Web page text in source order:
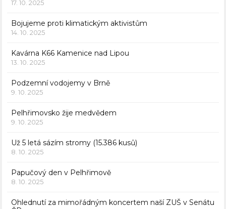
17. 10. 2025
Bojujeme proti klimatickým aktivistům
14. 10. 2025
Kavárna K66 Kamenice nad Lipou
13. 10. 2025
Podzemní vodojemy v Brně
9. 10. 2025
Pelhřimovsko žije medvědem
9. 10. 2025
Už 5 letá sázím stromy (15.386 kusů)
8. 10. 2025
Papučový den v Pelhřimově
8. 10. 2025
Ohlednutí za mimořádným koncertem naší ZUŠ v Senátu